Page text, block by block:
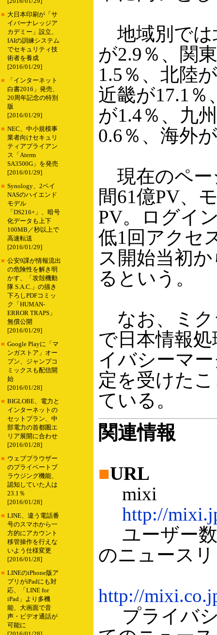
■ 大日本印刷が「サ
イバーナレッジア
カデミー」設立、
IAIの訓練システム
でセキュリティ技
術者を養成
[2016/01/29]
■
「インターネット
白書2016」発売、
20周年記念の特別
版
[2016/01/29]
■ NEC、中小規模事
業者向けセキュリ
ティアプライアン
ス「Aterm
SA3500G」を発売
[2016/01/29]
■ Synology、2ベイ
NASのハイエンド
モデル
「DS216+」、暗号
化データも上下
100MB／秒以上で
高速転送
[2016/01/29]
■ 公安9課が情報流出
の危険性を解き明
かす、「攻殻機動
隊 S.A.C.」の描き
下ろしPDFコミッ
ク「HUMAN-
ERROR TRAPS」
無償公開
[2016/01/29]
■ Google Playに「マ
ンガストア」オー
プン、ジャンプコ
ミックスも配信開
始
[2016/01/28]
■ BIGLOBE、電力と
インターネットの
セットプラン、中
部電力の首都圏エ
リア展開に合わせ
[2016/01/28]
■ ウェブブラウザー
のプライベートブ
ラウジング機能、
認知していた人は
23.1％
[2016/01/28]
■ LINE、違う電話番
号のスマホから一
方的にアカウント
移管操作を行えな
いよう仕様変更
[2016/01/28]
■ LINEのiPhone版ア
プリがiPadにも対
応、「LINE for
iPad」より多機
能、大画面で音
声・ビデオ通話が
可能に
地域別では
が2.9％、関
1.5％、北陸
近畿が17.1％
が1.4％、九
0.6％、海外
現在のペー
間61億PV、
PV。ログイ
低1回アクセ
ス開始当初
るという。
なお、ミク
で日本情報
イバシーマ
定を受けた
ている。
関連情報
■URL
mixi
http://
ユーザー数
のニュース
http://
プライバシ